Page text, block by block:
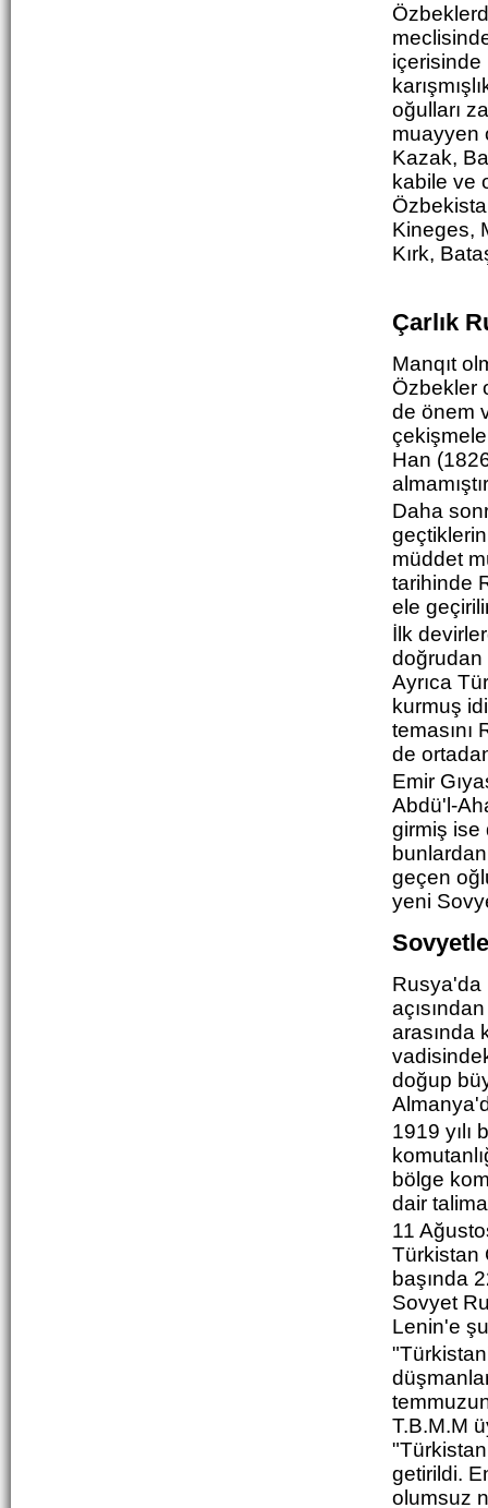
içerisinde
oğulları
muayyen
Kazak,
kabile ve
Kineges,
Kırk,
Çarlık
Manqıt
Özbekler
de önem
Han
Daha
müddet
tarihinde
ele
İlk
doğrudan
Ayrıca
kurmuş
temasını
de
Emir
Abdü'l-
girmiş ise
geçen
yeni
Rusya'da
arasında
doğup
1919 yılı
bölge
dair
11
Türkistan
başında
Sovyet
Lenin'e
T.B.M.M
"T
getirildi.
olumsuz